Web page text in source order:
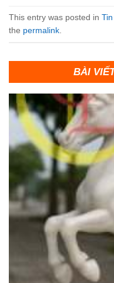
This entry was posted in
the permalink
BÀI